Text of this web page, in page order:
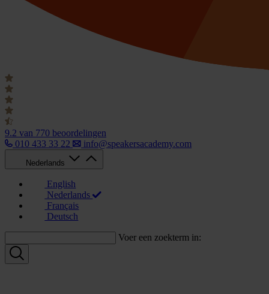
9.2 van 770 beoordelingen
010 433 33 22
info@speakersacademy.com
Nederlands
English
Nederlands
Français
Deutsch
Voer een zoekterm in: